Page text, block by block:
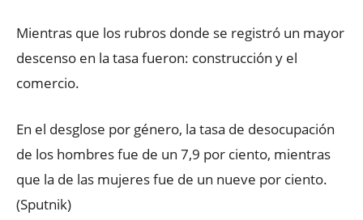
Mientras que los rubros donde se registró un mayor
descenso en la tasa fueron: construcción y el
comercio.
En el desglose por género, la tasa de desocupación
de los hombres fue de un 7,9 por ciento, mientras
que la de las mujeres fue de un nueve por ciento.
(Sputnik)